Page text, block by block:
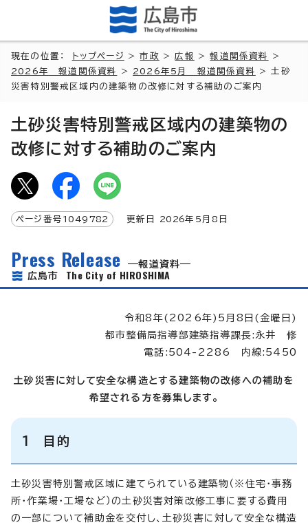
現在の位置： トップページ >市政 >広報 >報道関係資料
>
2026年 報道関係資料
> 2026年5月 報道関係資料
> 土砂
災害特別警戒区域内の建築物の改修に対する補助のご案内
土砂災害特別警戒区域内の建築物の
改修に対する補助のご案内
ページ番号 1049782 更新日 2026年5月8日
Press Release
報道資料
広島市 The City of HIROSHIMA
令和8年(2026年)5月8日(金曜日)
都市整備局指導部建築指導課長:永井 修
電話:504-2286 内線:5450
土砂災害に対して安全な構造とする建築物の改修への補助を
希望される方を募集します。
1 目的
土砂災害特別警戒区域に建てられている建築物（※住宅・事務
所・作業場・工場など）の土砂災害対策改修工事に要する費用
の一部について補助金を交付し、土砂災害に対して安全な構造